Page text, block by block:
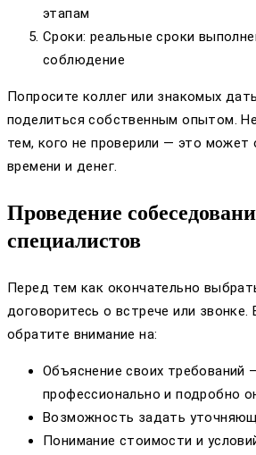
этапам
Сроки: реальные сроки
соблюдение
Попросите коллег или знакомых
поделиться собственным опытом.
тем, кого не проверили — это может
времени и денег.
Проведение
специалистов
Перед тем как окончательно
договоритесь о встрече или звонке.
обратите внимание на:
Объяснение своих требований
профессионально и подробно
Возможность задать
Понимание стоимости и